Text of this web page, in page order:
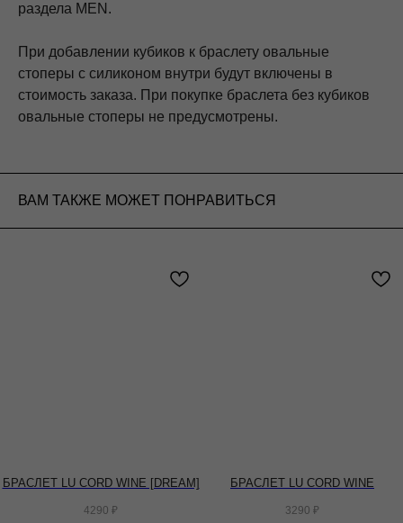
раздела MEN.
При добавлении кубиков к браслету овальные
стоперы с силиконом внутри будут включены в
стоимость заказа. При покупке браслета без кубиков
овальные стоперы не предусмотрены.
ВАМ ТАКЖЕ МОЖЕТ ПОНРАВИТЬСЯ
БРАСЛЕТ LU CORD WINE [DREAM]
4290 ₽
БРАСЛЕТ LU CORD WINE
3290 ₽